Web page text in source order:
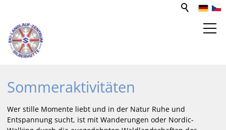
SPORT- UND FREIZEITZENTRUM
Winter
Sommer
Sommeraktivitäten
Wer stille Momente liebt und in der Natur Ruhe und
Entspannung sucht, ist mit Wanderungen oder Nordic-